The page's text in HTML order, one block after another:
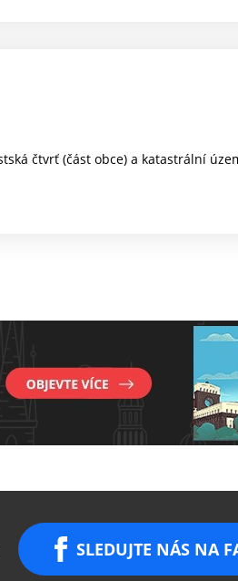
čtvrť (část obce) a katastrální
SLEDUJTE NÁS NA